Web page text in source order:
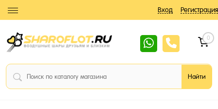
Вход Регистрация
0